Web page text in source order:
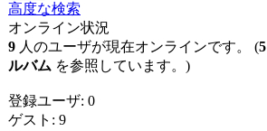
高度な検索
オンライン状況
9 人のユーザが現在オンラインです。 (5
ルバム を参照しています。)
登録ユーザ: 0
ゲスト: 9